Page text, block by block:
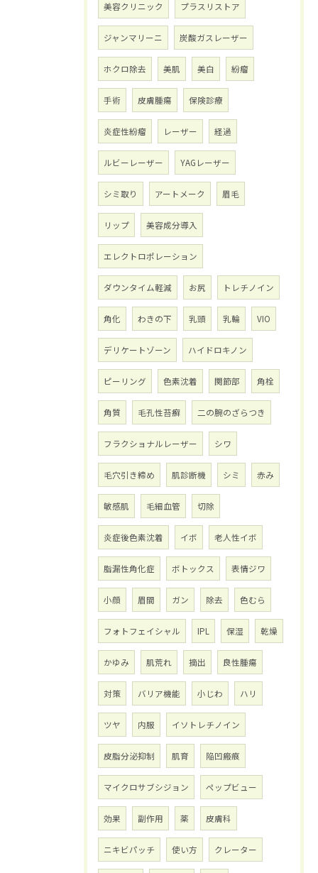
美容クリニック プラスリストア
ジャンマリーニ 炭酸ガスレーザー
ホクロ除去 美肌 美白 紛瘤
手術 皮膚腫瘍 保険診療
炎症性紛瘤 レーザー 経過
ルビーレーザー YAGレーザー
シミ取り アートメーク 眉毛
リップ 美容成分導入
エレクトロポレーション
ダウンタイム軽減 お尻 トレチノイン
角化 わきの下 乳頭 乳輪 VIO
デリケートゾーン ハイドロキノン
ピーリング 色素沈着 関節部 角栓
角質 毛孔性苔癬 二の腕のざらつき
フラクショナルレーザー シワ
毛穴引き締め 肌診断機 シミ 赤み
敏感肌 毛細血管 切除
炎症後色素沈着 イボ 老人性イボ
脂漏性角化症 ボトックス 表情ジワ
小顔 眉間 ガン 除去 色むら
フォトフェイシャル IPL 保湿 乾燥
かゆみ 肌荒れ 摘出 良性腫瘍
対策 バリア機能 小じわ ハリ
ツヤ 内服 イソトレチノイン
皮脂分泌抑制 肌育 陥凹瘢痕
マイクロサブシジョン ペップビュー
効果 副作用 薬 皮膚科
ニキビパッチ 使い方 クレーター